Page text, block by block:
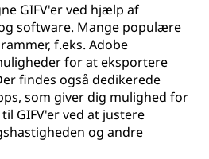
GIFV'er ved hjælp af
software. Mange populære
f.eks. Adobe
for at eksportere
findes også dedikerede
som giver dig mulighed for
GIFV'er ved at justere
og andre